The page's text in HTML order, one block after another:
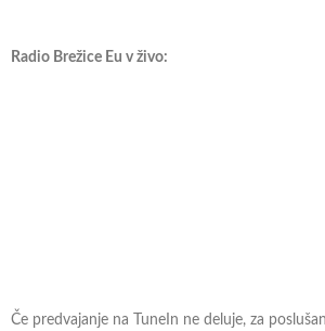
Radio Brežice Eu v živo:
Če predvajanje na TuneIn ne deluje, za